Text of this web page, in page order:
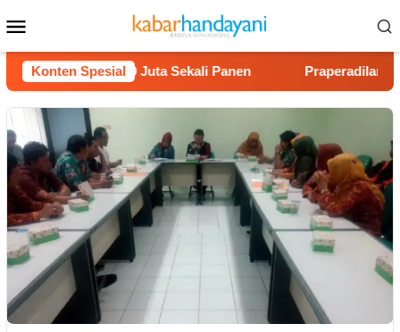
ke
kontenMobile
Konten Spesial
Untung Rp40 Juta Sekali Panen Praperadilan Raudi